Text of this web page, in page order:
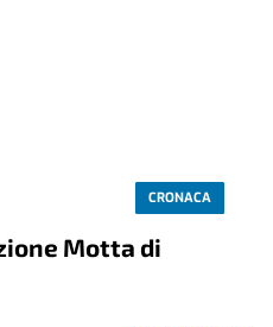
CRONACA
Motta di